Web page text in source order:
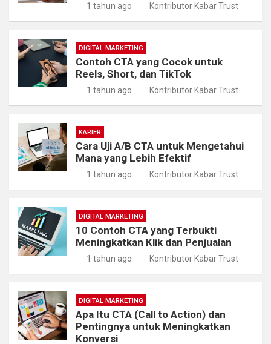
1 tahun ago Kontributor Kabar Trust
DIGITAL MARKETING
Contoh CTA yang Cocok untuk
Reels, Short, dan TikTok
1 tahun ago Kontributor Kabar Trust
KARIER
Cara Uji A/B CTA untuk Mengetahui
Mana yang Lebih Efektif
1 tahun ago Kontributor Kabar Trust
DIGITAL MARKETING
10 Contoh CTA yang Terbukti
Meningkatkan Klik dan Penjualan
1 tahun ago Kontributor Kabar Trust
DIGITAL MARKETING
Apa Itu CTA (Call to Action) dan
Pentingnya untuk Meningkatkan
Konversi